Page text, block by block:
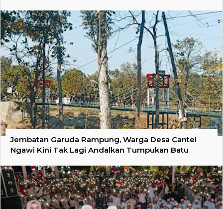
Jembatan Garuda Rampung, Warga Desa Cantel
Ngawi Kini Tak Lagi Andalkan Tumpukan Batu